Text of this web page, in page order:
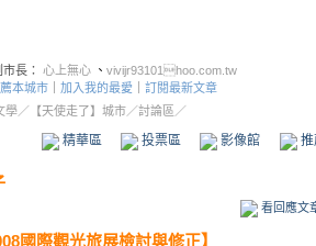
市長： 心上無心 、 vivijr93101hoo.com.tw
本城市 加入我的最愛
訂閱最新文章
學／ 【天使走了】城市／討論區／
精華區 投票區 影像館
看回應文
國際觀光旅展檢討與修正】